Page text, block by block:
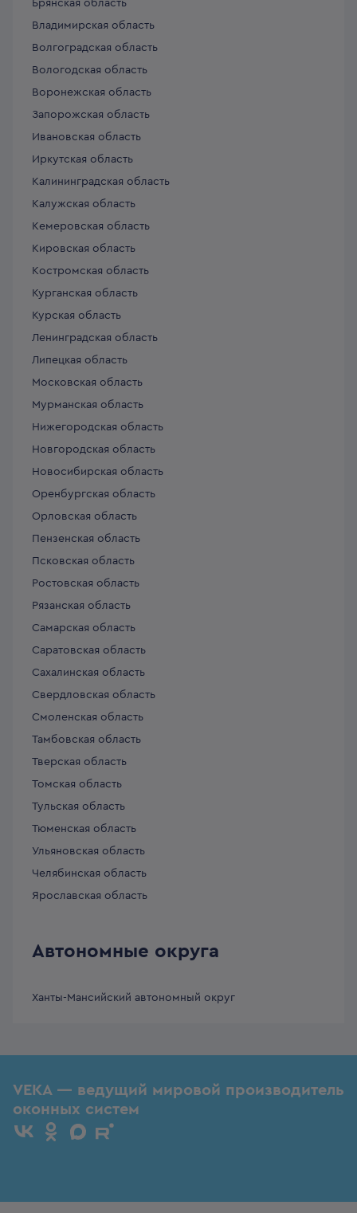
Брянская область
Владимирская область
Волгоградская область
Вологодская область
Воронежская область
Запорожская область
Ивановская область
Иркутская область
Калининградская область
Калужская область
Кемеровская область
Кировская область
Костромская область
Курганская область
Курская область
Ленинградская область
Липецкая область
Московская область
Мурманская область
Нижегородская область
Новгородская область
Новосибирская область
Оренбургская область
Орловская область
Пензенская область
Псковская область
Ростовская область
Рязанская область
Самарская область
Саратовская область
Сахалинская область
Свердловская область
Смоленская область
Тамбовская область
Тверская область
Томская область
Тульская область
Тюменская область
Ульяновская область
Челябинская область
Ярославская область
Автономные округа
Ханты-Мансийский автономный округ
VEKA — ведущий мировой производитель
оконных систем